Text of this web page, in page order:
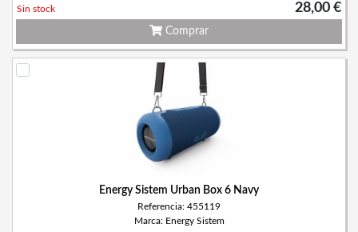
28,00 €
Sin stock
Comprar
Energy Sistem Urban Box 6 Navy
Referencia: 455119
Marca: Energy Sistem